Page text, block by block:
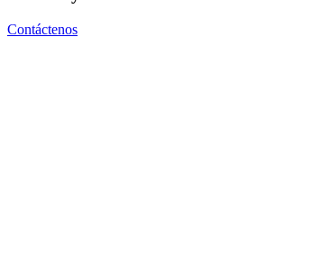
Contáctenos